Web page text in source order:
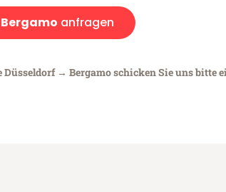
anfragen
→ Bergamo schicken Sie uns bitte